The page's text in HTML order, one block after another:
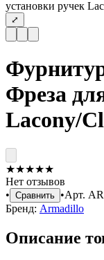
установки ручек
⤢
Фреза
Lacony/
★★★★★
Нет отзывов
• Сравнить •Арт.
Бренд: Armadillo
Описание